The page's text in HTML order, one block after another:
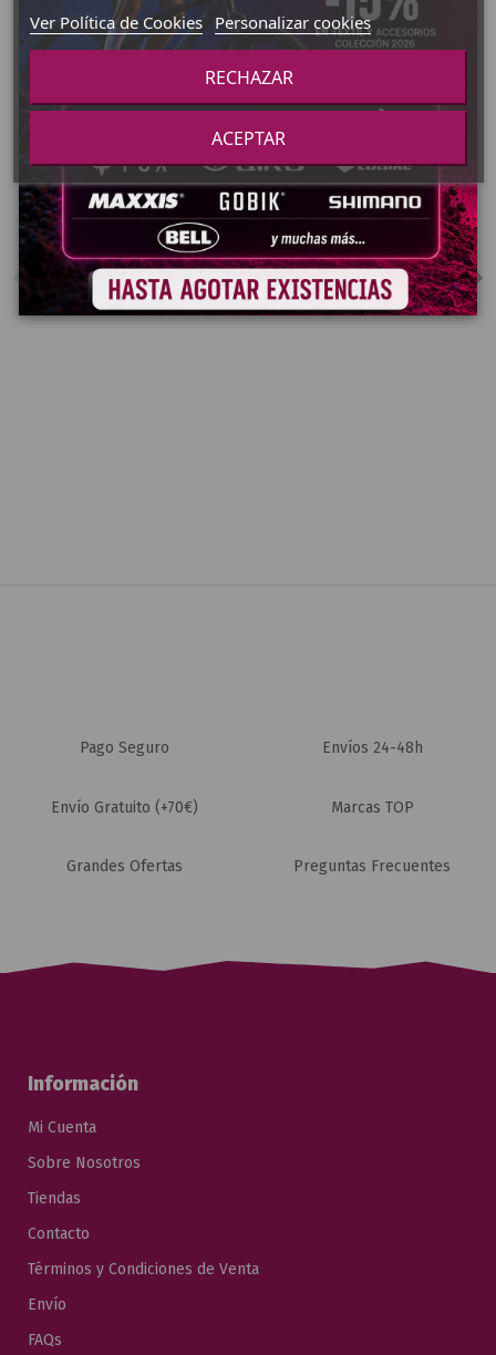
RAPID RED 900 ALLOY
ASSYMETRIC TLR
24,1MM
199,95 €
Ver Producto
Fuera de stock
RUEDAS
RAPIDE SPRINT CLX
Ver Producto
Pago Seguro Envíos 24-48h
Envío Gratuito (+70€) Marcas TOP
Grandes Ofertas Preguntas Frecuentes
Información
Mi Cuenta
Sobre Nosotros
Tiendas
Contacto
Términos y Condiciones de Venta
Envío
FAQs
Ver Política de Cookies Personalizar cookies
RECHAZAR
ACEPTAR